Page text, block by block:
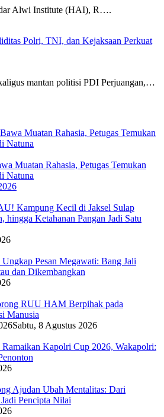
Alwi Institute (HAI), R….
Polri, TNI, dan Kejaksaan Perkuat
mantan politisi PDI Perjuangan,…
Muatan Rahasia, Petugas Temukan
Natuna
Kampung Kecil di Jaksel Sulap
hingga Ketahanan Pangan Jadi Satu
Pesan Megawati: Bang Jali
dan Dikembangkan
RUU HAM Berpihak pada
Manusia
Sabtu, 8 Agustus 2026
Kapolri Cup 2026, Wakapolri:
Ajudan Ubah Mentalitas: Dari
Pencipta Nilai